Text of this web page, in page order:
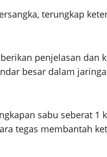
terungkap
penjelasan dan
besar dalam
sabu seberat 1
tegas membantah